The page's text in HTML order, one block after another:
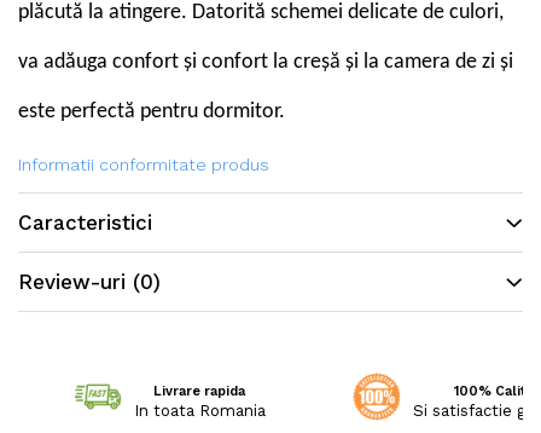
plăcută la atingere. Datorită schemei delicate de culori,
va adăuga confort și confort la creșă și la camera de zi și
este perfectă pentru dormitor.
Informatii conformitate produs
Caracteristici
Review-uri (0)
Livrare rapida
In toata Romania
100%
Si satisfactie